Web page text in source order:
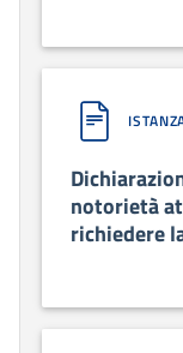
notorietà
richiedere